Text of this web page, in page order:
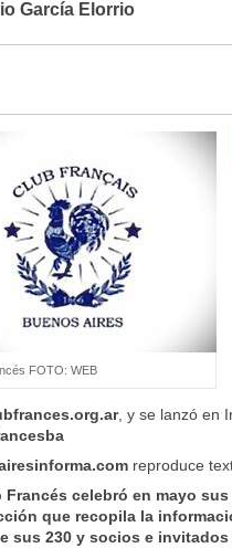
García Elorrio
FOTO: WEB
, y se lanzó en
reproduce
Francés celebró en mayo
que recopila la
sus 230 y socios e